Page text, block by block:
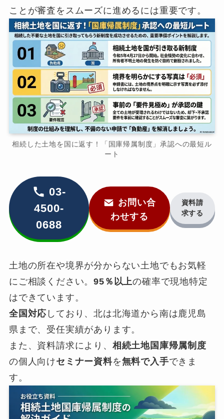
ことが審査をスムーズに進めるには重要です。
相続した土地を国に返す！「国庫帰属制度」承認への最短ル
ート
03-
4500-
0688
お問い合
わせする
資料請
求する
土地の所在や境界が分からない土地でもお気軽
にご相談ください。95％以上の確率で現地特定
はできています。
全国対応 しており、北は北海道から南は鹿児島
県まで、受任実績があります。
また、資料請求により、 相続土地国庫帰属制度
の個人向けセミナー資料を無料で入手できま
す。